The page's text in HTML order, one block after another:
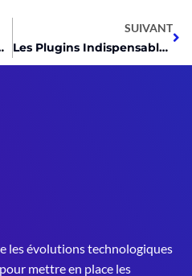
de High-Tech
SUIVANT
Les Plugins Indispensables pour Optimiser Votre Site High-Tech
les évolutions technologiques
mettre en place les